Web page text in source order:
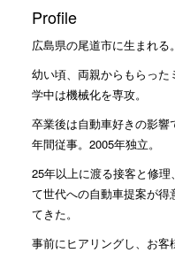
Profile
広島県の尾道市に生まれる。
幼い頃、両親からもらっ
学中は機械化を専攻。
卒業後は自動車好きの影
年間従事。2005年独立。
25年以上に渡る接客と修
て世代への自動車提案が得
てきた。
事前にヒアリングし、お